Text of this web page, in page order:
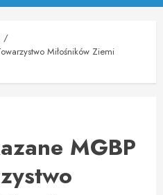
Miłośników Ziemi
MGBP